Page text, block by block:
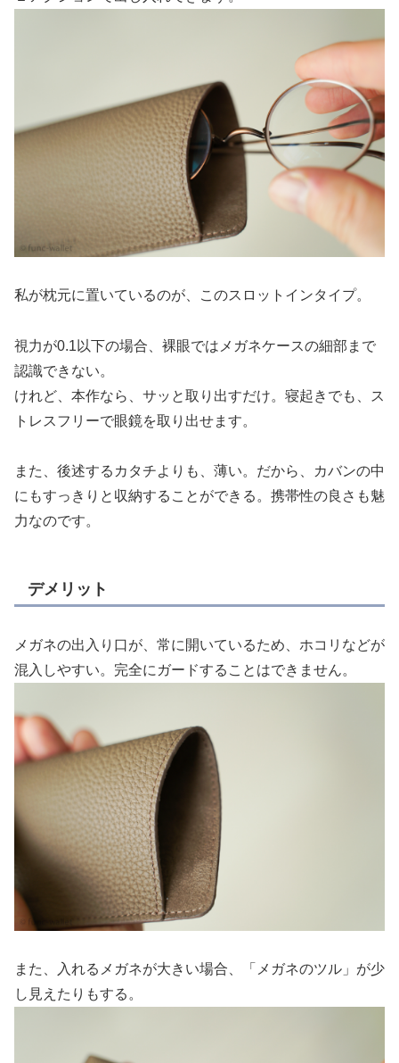
私が枕元に置いているのが、このスロットインタイプ。
視力が0.1以下の場合、裸眼ではメガネケースの細部まで
認識できない。
けれど、本作なら、サッと取り出すだけ。寝起きでも、ス
トレスフリーで眼鏡を取り出せます。
また、後述するカタチよりも、薄い。だから、カバンの中
にもすっきりと収納することができる。携帯性の良さも魅
力なのです。
デメリット
メガネの出入り口が、常に開いているため、ホコリなどが
混入しやすい。完全にガードすることはできません。
また、入れるメガネが大きい場合、「メガネのツル」が少
し見えたりもする。